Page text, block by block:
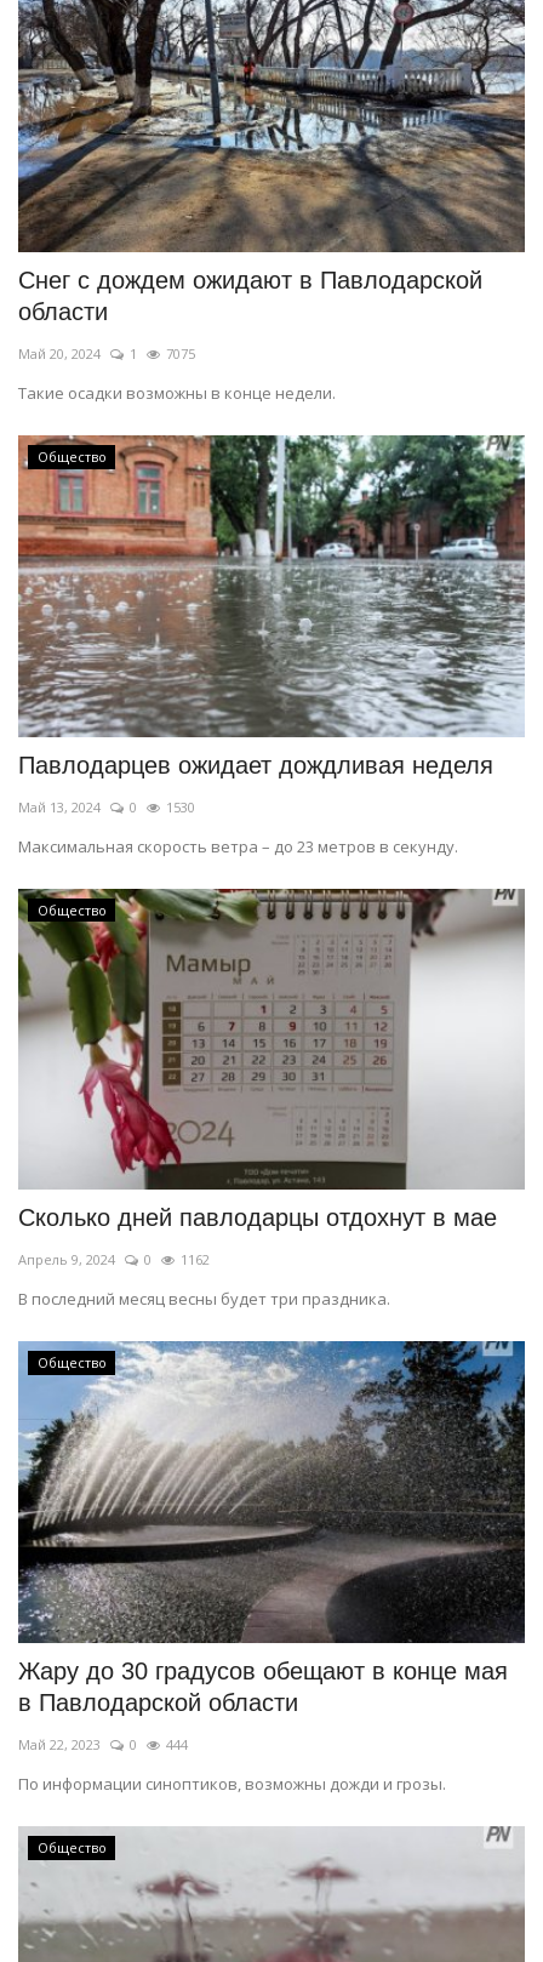
Снег с дождем ожидают в Павлодарской
области
Май 20, 2024 1 7075
Такие осадки возможны в конце недели.
Общество
Павлодарцев ожидает дождливая неделя
Май 13, 2024 0 1530
Максимальная скорость ветра – до 23 метров в секунду.
Общество
Сколько дней павлодарцы отдохнут в мае
Апрель 9, 2024 0 1162
В последний месяц весны будет три праздника.
Общество
Жару до 30 градусов обещают в конце мая
в Павлодарской области
Май 22, 2023 0 444
По информации синоптиков, возможны дожди и грозы.
Общество